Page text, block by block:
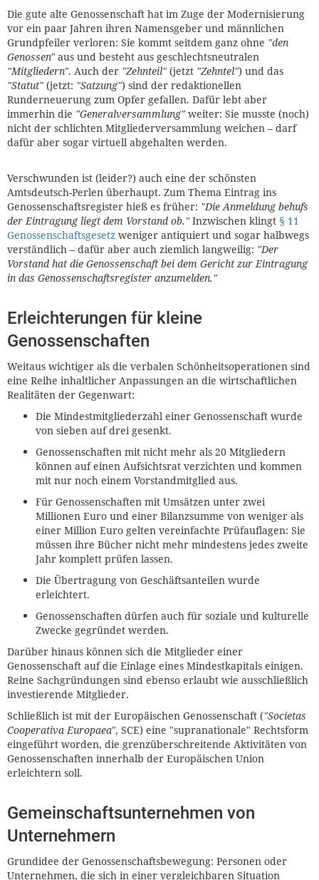
Die gute alte Genossenschaft hat im Zuge der Modernisierung
vor ein paar Jahren ihren Namensgeber und männlichen
Grundpfeiler verloren: Sie kommt seitdem ganz ohne "den
Genossen" aus und besteht aus geschlechtsneutralen
"Mitgliedern". Auch der "Zehnteil" (jetzt "Zehntel") und das
"Statut" (jetzt: "Satzung") sind der redaktionellen
Runderneuerung zum Opfer gefallen. Dafür lebt aber
immerhin die "Generalversammlung" weiter: Sie musste (noch)
nicht der schlichten Mitgliederversammlung weichen – darf
dafür aber sogar virtuell abgehalten werden.
Verschwunden ist (leider?) auch eine der schönsten
Amtsdeutsch-Perlen überhaupt. Zum Thema Eintrag ins
Genossenschaftsregister hieß es früher: "Die Anmeldung behufs
der Eintragung liegt dem Vorstand ob." Inzwischen klingt § 11
Genossenschaftsgesetz weniger antiquiert und sogar halbwegs
verständlich – dafür aber auch ziemlich langweilig: "Der
Vorstand hat die Genossenschaft bei dem Gericht zur Eintragung
in das Genossenschaftsregister anzumelden."
Erleichterungen für kleine
Genossenschaften
Weitaus wichtiger als die verbalen Schönheitsoperationen sind
eine Reihe inhaltlicher Anpassungen an die wirtschaftlichen
Realitäten der Gegenwart:
Die Mindestmitgliederzahl einer Genossenschaft wurde
von sieben auf drei gesenkt.
Genossenschaften mit nicht mehr als 20 Mitgliedern
können auf einen Aufsichtsrat verzichten und kommen
mit nur noch einem Vorstandmitglied aus.
Für Genossenschaften mit Umsätzen unter zwei
Millionen Euro und einer Bilanzsumme von weniger als
einer Million Euro gelten vereinfachte Prüfauflagen: Sie
müssen ihre Bücher nicht mehr mindestens jedes zweite
Jahr komplett prüfen lassen.
Die Übertragung von Geschäftsanteilen wurde
erleichtert.
Genossenschaften dürfen auch für soziale und kulturelle
Zwecke gegründet werden.
Darüber hinaus können sich die Mitglieder einer
Genossenschaft auf die Einlage eines Mindestkapitals einigen.
Reine Sachgründungen sind ebenso erlaubt wie ausschließlich
investierende Mitglieder.
Schließlich ist mit der Europäischen Genossenschaft ("Societas
Cooperativa Europaea", SCE) eine "supranationale" Rechtsform
eingeführt worden, die grenzüberschreitende Aktivitäten von
Genossenschaften innerhalb der Europäischen Union
erleichtern soll.
Gemeinschaftsunternehmen von
Unternehmern
Grundidee der Genossenschaftsbewegung: Personen oder
Unternehmen, die sich in einer vergleichbaren Situation